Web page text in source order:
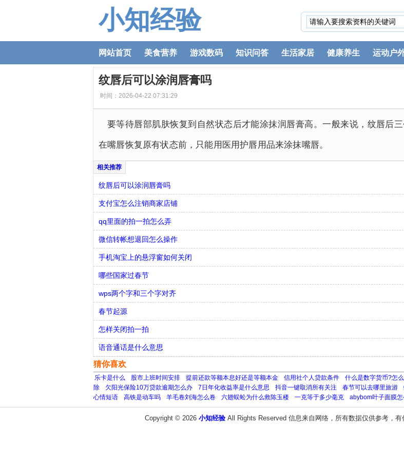
小知经验
网站首页 美食营养 游戏数码 知识问答 生活家居 健康养生 运动户
纹唇后可以涂润唇膏吗
时间：2026-04-22 07:31:29
要等待唇部肌肤恢复到自然状态后才能涂抹润唇膏高。一般来说，纹唇后
在嘴唇恢复原有状态前，只能用医用护唇用品来涂抹嘴唇。
纹唇后可以涂润唇膏吗
支付宝怎么注销商家店铺
qq里面的拍一拍怎么弄
微信转帐想退回怎么操作
手机淘宝上的悬浮窗如何关闭
哪些国家过春节
wps两个字和三个字对齐
春节起源
怎样关闭拍一拍
语音通话是什么意思
猜你喜欢
乐卡是什么 股市上班时间安排 提前还款等额本息好还是等额本金 信用社个人贷款条件 什么是数字货币?怎
除
欠阳光保险10万贷款逾期怎么办 7日年化收益率是什么意思 抖音一键取消所有关注 春节可以去哪里旅游
心情短语
高铁是动车吗 羊毛卷刘海怎么卷 六翅蜈蚣为什么救陈玉楼 一克等于多少毫克 abybom叶子面膜怎
Copyright © 2026 小知经验All Rights Reserved 信息来自网络，所有数据仅供参考，有